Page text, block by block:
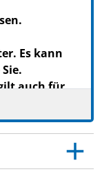
Es kann
auch für
4.